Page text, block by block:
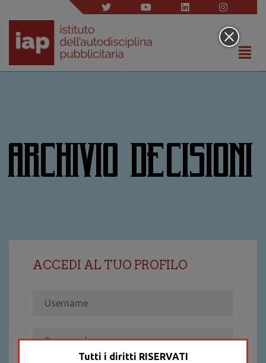
ARCHIVIO DECISIONI
ACCEDI AL TUO PROFILO
Tutti i diritti RISERVATI